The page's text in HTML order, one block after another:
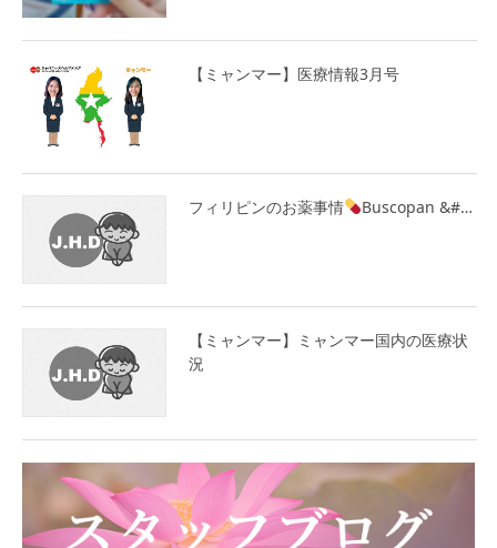
【ミャンマー】医療情報3月号
フィリピンのお薬事情 Buscopan &#…
【ミャンマー】ミャンマー国内の医療状
況